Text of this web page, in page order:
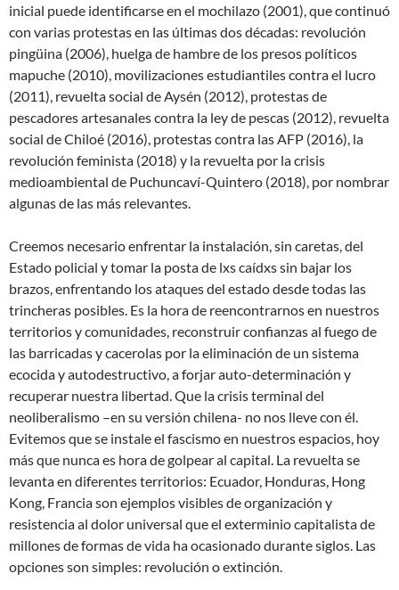
inicial puede identificarse en el mochilazo (2001), que continuó
con varias protestas en las últimas dos décadas: revolución
pingüina (2006), huelga de hambre de los presos políticos
mapuche (2010), movilizaciones estudiantiles contra el lucro
(2011), revuelta social de Aysén (2012), protestas de
pescadores artesanales contra la ley de pescas (2012), revuelta
social de Chiloé (2016), protestas contra las AFP (2016), la
revolución feminista (2018) y la revuelta por la crisis
medioambiental de Puchuncaví-Quintero (2018), por nombrar
algunas de las más relevantes.
Creemos necesario enfrentar la instalación, sin caretas, del
Estado policial y tomar la posta de lxs caídxs sin bajar los
brazos, enfrentando los ataques del estado desde todas las
trincheras posibles. Es la hora de reencontrarnos en nuestros
territorios y comunidades, reconstruir confianzas al fuego de
las barricadas y cacerolas por la eliminación de un sistema
ecocida y autodestructivo, a forjar auto-determinación y
recuperar nuestra libertad. Que la crisis terminal del
neoliberalismo –en su versión chilena- no nos lleve con él.
Evitemos que se instale el fascismo en nuestros espacios, hoy
más que nunca es hora de golpear al capital. La revuelta se
levanta en diferentes territorios: Ecuador, Honduras, Hong
Kong, Francia son ejemplos visibles de organización y
resistencia al dolor universal que el exterminio capitalista de
millones de formas de vida ha ocasionado durante siglos. Las
opciones son simples: revolución o extinción.